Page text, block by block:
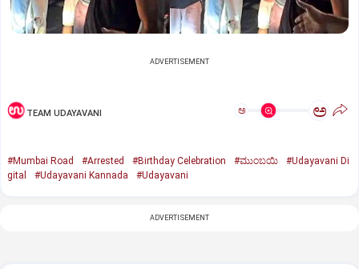
ADVERTISEMENT
TEAM UDAYAVANI ಅ ಅ
#Mumbai Road #Arrested #Birthday Celebration #ಮುಂಬಯಿ
#Udayavani Di
gital
#Udayavani Kannada #Udayavani
ADVERTISEMENT